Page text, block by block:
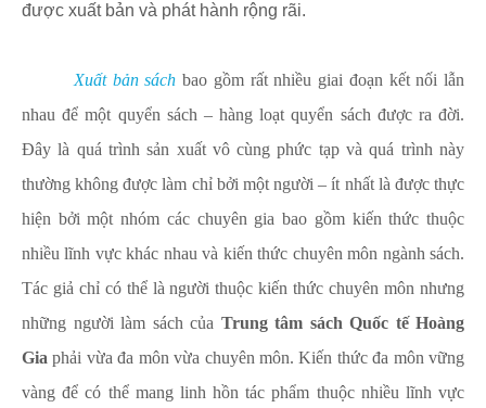
được xuất bản và phát hành rộng rãi.
Xuất bản sách bao gồm rất nhiều giai đoạn kết nối lẫn
nhau để một quyển sách – hàng loạt quyển sách được ra đời.
Đây là quá trình sản xuất vô cùng phức tạp và quá trình này
thường không được làm chỉ bởi một người – ít nhất là được thực
hiện bởi một nhóm các chuyên gia bao gồm kiến thức thuộc
nhiều lĩnh vực khác nhau và kiến thức chuyên môn ngành sách.
Tác giả chỉ có thể là người thuộc kiến thức chuyên môn nhưng
những người làm sách của Trung tâm sách Quốc tế Hoàng
Gia phải vừa đa môn vừa chuyên môn. Kiến thức đa môn vững
vàng để có thể mang linh hồn tác phẩm thuộc nhiều lĩnh vực